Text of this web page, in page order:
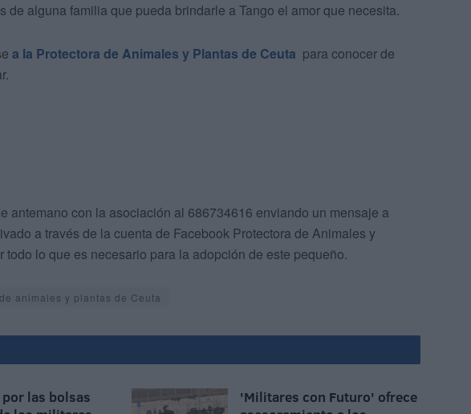
de alguna familia que pueda brindarle a Tango el amor que necesita.
a la Protectora de Animales y Plantas de Ceuta para conocer de
antemano con la asociación al 686734616 enviando un mensaje a
a través de la cuenta de Facebook Protectora de Animales y
todo lo que es necesario para la adopción de este pequeño.
animales y plantas de Ceuta
las bolsas
'Militares con Futuro' ofrece